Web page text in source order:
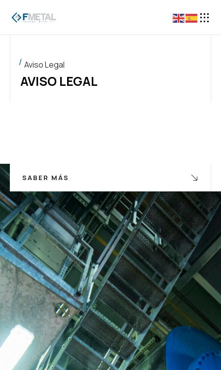
Aviso Legal
AVISO LEGAL
SABER MÁS